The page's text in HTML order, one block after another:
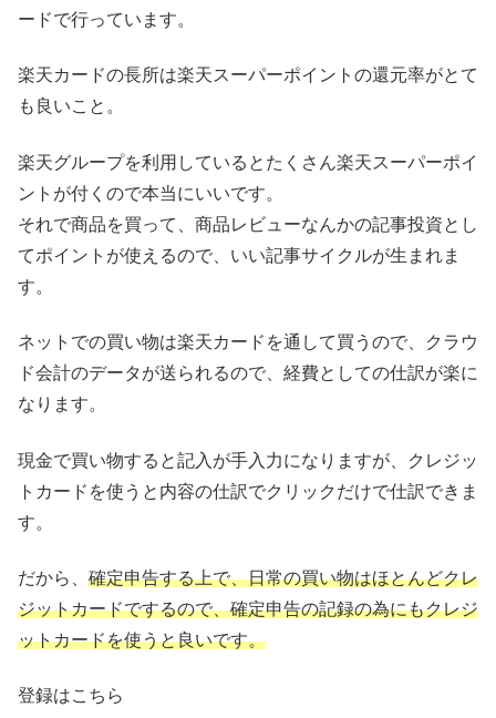
ードで行っています。
楽天カードの長所は楽天スーパーポイントの還元率がとて
も良いこと。
楽天グループを利用しているとたくさん楽天スーパーポイ
ントが付くので本当にいいです。
それで商品を買って、商品レビューなんかの記事投資とし
てポイントが使えるので、いい記事サイクルが生まれま
す。
ネットでの買い物は楽天カードを通して買うので、クラウ
ド会計のデータが送られるので、経費としての仕訳が楽に
なります。
現金で買い物すると記入が手入力になりますが、クレジッ
トカードを使うと内容の仕訳でクリックだけで仕訳できま
す。
だから、 確定申告する上で、日常の買い物はほとんどクレ
ジットカードでするので、確定申告の記録の為にもクレジ
ットカードを使うと良いです。
登録はこちら